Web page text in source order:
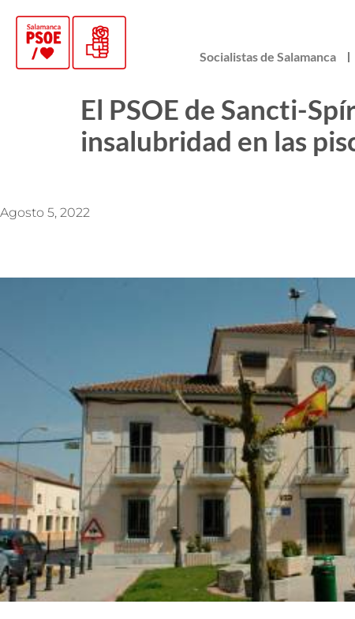
Socialistas de Salamanca
El PSOE de Sancti-
insalubridad en las
Agosto 5, 2022